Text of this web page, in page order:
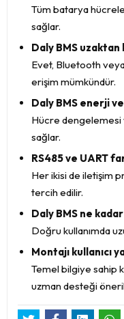
Tüm batarya
sağlar.
Daly BMS
Evet, Bluetooth
erişim mümkündür.
Daly BMS enerji
Hücre dengelemesi
sağlar.
RS485 ve UART
Her ikisi de iletişim
tercih edilir.
Daly BMS ne
Doğru kullanımda
Montajı kullanıcı
Temel bilgiye sahip
uzman desteği